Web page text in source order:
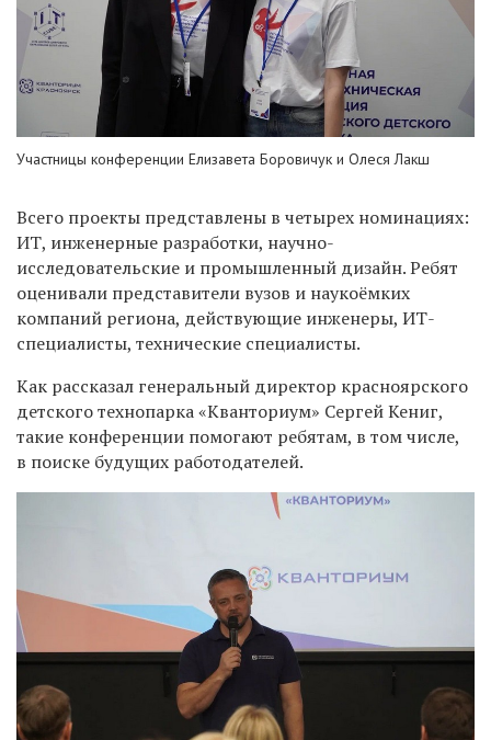
Участницы конференции Елизавета Боровичук и Олеся Лакш
Всего проекты представлены в четырех номинациях:
ИТ, инженерные разработки, научно-
исследовательские и промышленный дизайн. Ребят
оценивали представители вузов и наукоёмких
компаний региона, действующие инженеры, ИТ-
специалисты, технические специалисты.
Как рассказал генеральный директор красноярского
детского технопарка «Кванториум» Сергей Кениг,
такие конференции помогают ребятам, в том числе,
в поиске будущих работодателей.